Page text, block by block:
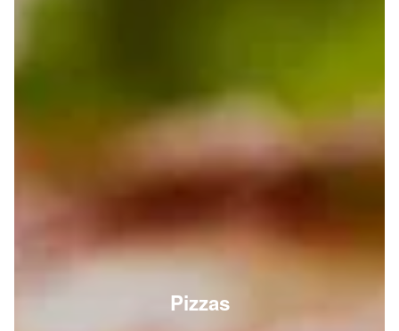
Pizzas